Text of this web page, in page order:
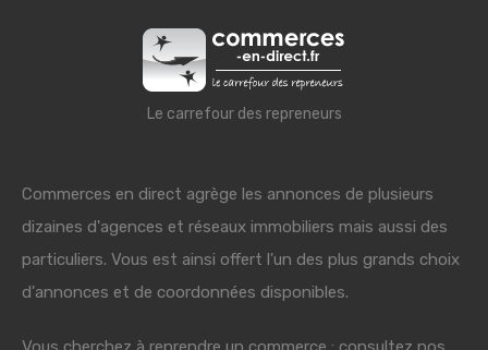
Le carrefour des repreneurs
Commerces en direct agrège les annonces de plusieurs
dizaines d'agences et réseaux immobiliers mais aussi des
particuliers. Vous est ainsi offert l'un des plus grands choix
d'annonces et de coordonnées disponibles.